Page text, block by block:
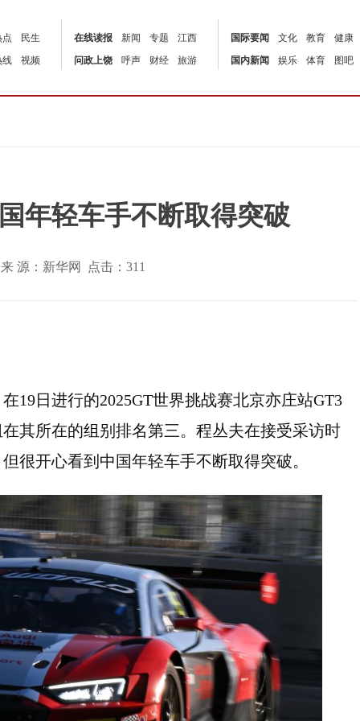
点
民生
线
视频
在线读报 新闻 专题
江西
问政上饶
呼声 财经 旅游
国际要闻 文化 教育
健康
国内新闻
娱乐 体育 图吧
年轻车手不断取得突破
源：新华网 点击： 311
19日进行的2025GT世界挑战赛北京亦庄站GT3
其所在的组别排名第三。程丛夫在接受采访时
很开心看到中国年轻车手不断取得突破。